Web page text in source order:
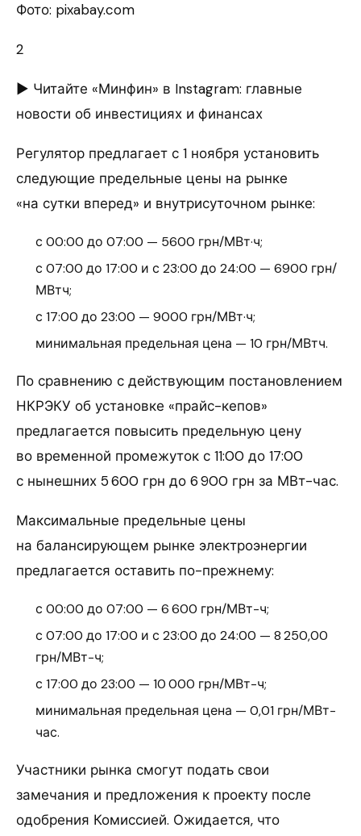
Фото: pixabay.com
2
► Читайте «Минфин» в Instagram: главные
новости об инвестициях и финансах
Регулятор предлагает с 1 ноября установить
следующие предельные цены на рынке
«на сутки вперед» и внутрисуточном рынке:
с 00:00 до 07:00 — 5600 грн/МВт·ч;
с 07:00 до 17:00 и с 23:00 до 24:00 — 6900 грн/
МВтч;
с 17:00 до 23:00 — 9000 грн/МВт·ч;
минимальная предельная цена — 10 грн/МВтч.
По сравнению с действующим постановлением
НКРЭКУ об установке «прайс-кепов»
предлагается повысить предельную цену
во временной промежуток с 11:00 до 17:00
с нынешних 5 600 грн до 6 900 грн за МВт-час.
Максимальные предельные цены
на балансирующем рынке электроэнергии
предлагается оставить по-прежнему:
с 00:00 до 07:00 — 6 600 грн/МВт-ч;
с 07:00 до 17:00 и с 23:00 до 24:00 — 8 250,00
грн/МВт-ч;
с 17:00 до 23:00 — 10 000 грн/МВт-ч;
минимальная предельная цена — 0,01 грн/МВт-
час.
Участники рынка смогут подать свои
замечания и предложения к проекту после
одобрения Комиссией. Ожидается, что